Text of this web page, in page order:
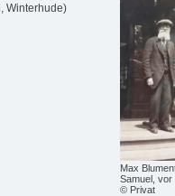
Max
Samuel, vor
© Privat
Winterhude)